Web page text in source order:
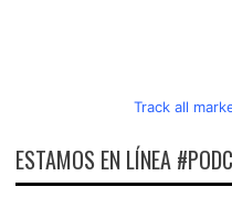
Track all
ESTAMOS EN LÍNEA